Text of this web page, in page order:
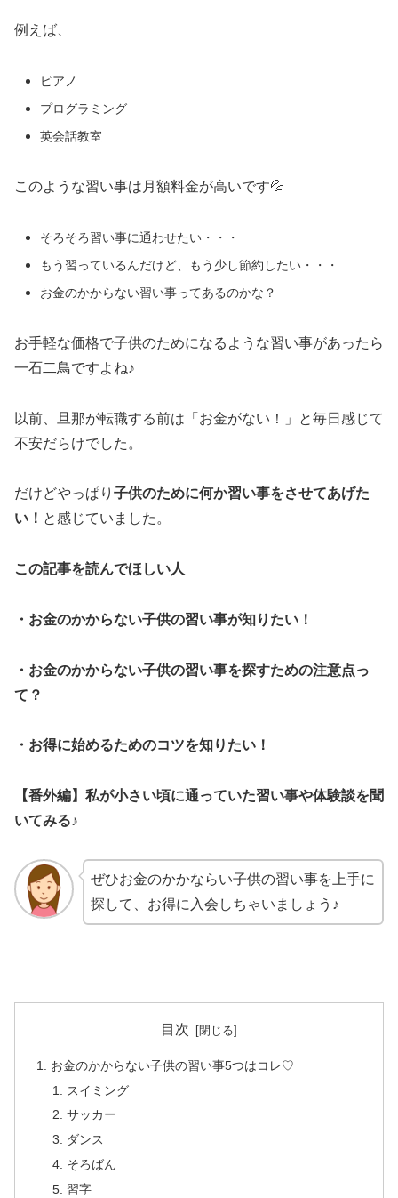
例えば、
ピアノ
プログラミング
英会話教室
このような習い事は月額料金が高いです💦
そろそろ習い事に通わせたい・・・
もう習っているんだけど、もう少し節約したい・・・
お金のかからない習い事ってあるのかな？
お手軽な価格で子供のためになるような習い事があったら
一石二鳥ですよね♪
以前、旦那が転職する前は「お金がない！」と毎日感じて
不安だらけでした。
だけどやっぱり 子供のために何か習い事をさせてあげた
い！ と感じていました。
この記事を読んでほしい人
・お金のかからない子供の習い事が知りたい！
・お金のかからない子供の習い事を探すための注意点っ
て？
・お得に始めるためのコツを知りたい！
【番外編】私が小さい頃に通っていた習い事や体験談を聞
いてみる♪
ぜひお金のかかならい子供の習い事を上手に
探して、お得に入会しちゃいましょう♪
目次
お金のかからない子供の習い事5つはコレ♡
スイミング
サッカー
ダンス
そろばん
習字